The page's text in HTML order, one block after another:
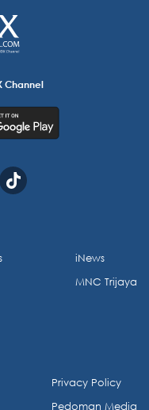
Channel
iNews
MNC Trijaya
Privacy Policy
Pedoman Media